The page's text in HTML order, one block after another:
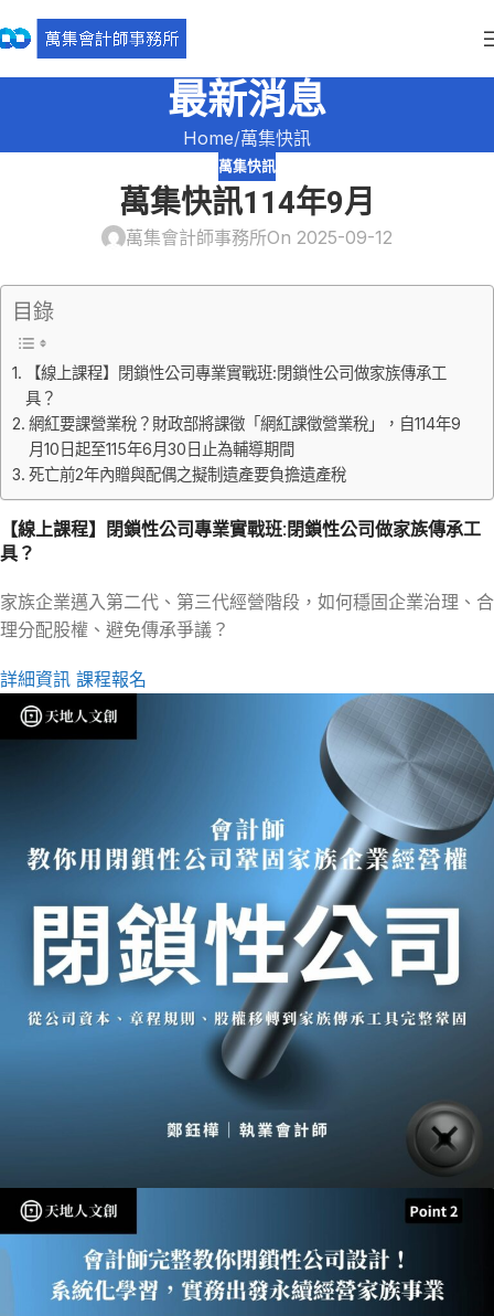
最新消息
Home 萬集快訊
萬集快訊
萬集快訊114年9月
萬集會計師事務所On 2025-09-12
目錄
【線上課程】閉鎖性公司專業實戰班:閉鎖性公司做家族傳承工
具？
網紅要課營業稅？財政部將課徵「網紅課徵營業稅」，自114年9
月10日起至115年6月30日止為輔導期間
死亡前2年內贈與配偶之擬制遺產要負擔遺產稅
【線上課程】閉鎖性公司專業實戰班:閉鎖性公司做家族傳承工
具？
家族企業邁入第二代、第三代經營階段，如何穩固企業治理、合
理分配股權、避免傳承爭議？
詳細資訊 課程報名